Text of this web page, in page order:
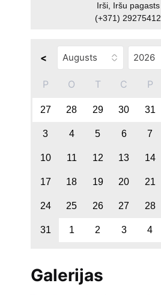
Irši, Iršu pagasts
(+371) 29275412
<
P O T C P
27 28 29 30 31
3 4 5 6 7
10 11 12 13 14
17 18 19 20 21
24 25 26 27 28
31 1 2 3 4
Galerijas